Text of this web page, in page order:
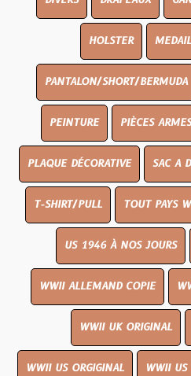
HOLSTER
PANTALON/SHORT/BERMUDA
PEINTURE PIÈCES ARMES
PLAQUE DÉCORATIVE SAC A
T-SHIRT/PULL TOUT PAYS
US 1946 À NOS JOURS
WWII ALLEMAND COPIE
WWII UK ORIGINAL
WWII US ORGIGINAL WWII US